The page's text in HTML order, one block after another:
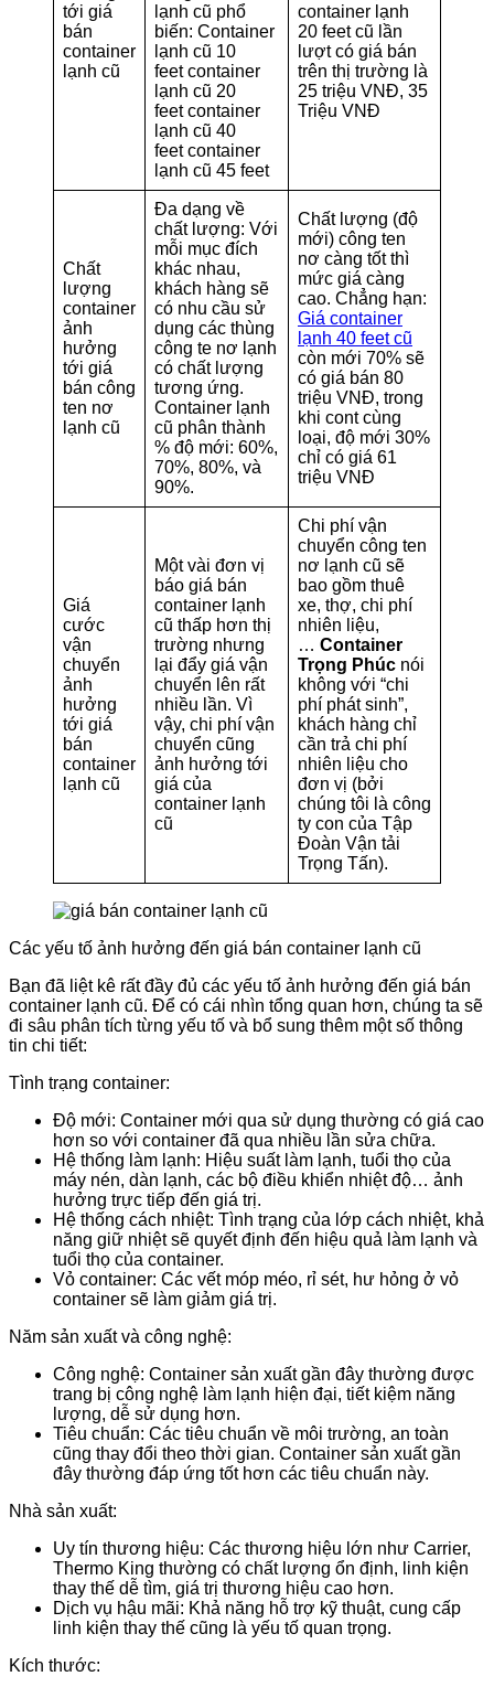
tới giá
bán
container
lạnh cũ
lạnh cũ phổ
biến: Container
lạnh cũ 10
feet container
lạnh cũ 20
feet container
lạnh cũ 40
feet container
lạnh cũ 45 feet
container lạnh
20 feet cũ lần
lượt có giá bán
trên thị trường là
25 triệu VNĐ, 35
Triệu VNĐ
Chất
lượng
container
ảnh
hưởng
tới giá
bán công
ten nơ
lạnh cũ
Đa dạng về
chất lượng: Với
mỗi mục đích
khác nhau,
khách hàng sẽ
có nhu cầu sử
dụng các thùng
công te nơ lạnh
có chất lượng
tương ứng.
Container lạnh
cũ phân thành
% độ mới: 60%,
70%, 80%, và
90%.
Chất lượng (độ
mới) công ten
nơ càng tốt thì
mức giá càng
cao. Chẳng hạn:
Giá container
lạnh 40 feet cũ
còn mới 70% sẽ
có giá bán 80
triệu VNĐ, trong
khi cont cùng
loại, độ mới 30%
chỉ có giá 61
triệu VNĐ
Giá
cước
vận
chuyển
ảnh
hưởng
tới giá
bán
container
lạnh cũ
Một vài đơn vị
báo giá bán
container lạnh
cũ thấp hơn thị
trường nhưng
lại đẩy giá vận
chuyển lên rất
nhiều lần. Vì
vậy, chi phí vận
chuyển cũng
ảnh hưởng tới
giá của
container lạnh
cũ
Chi phí vận
chuyển công ten
nơ lạnh cũ sẽ
bao gồm thuê
xe, thợ, chi phí
nhiên liệu,
… Container
Trọng Phúc nói
không với “chi
phí phát sinh”,
khách hàng chỉ
cần trả chi phí
nhiên liệu cho
đơn vị (bởi
chúng tôi là công
ty con của Tập
Đoàn Vận tải
Trọng Tấn).
Các yếu tố ảnh hưởng đến giá bán container lạnh cũ
Bạn đã liệt kê rất đầy đủ các yếu tố ảnh hưởng đến giá bán
container lạnh cũ. Để có cái nhìn tổng quan hơn, chúng ta sẽ
đi sâu phân tích từng yếu tố và bổ sung thêm một số thông
tin chi tiết:
Tình trạng container:
Độ mới: Container mới qua sử dụng thường có giá cao
hơn so với container đã qua nhiều lần sửa chữa.
Hệ thống làm lạnh: Hiệu suất làm lạnh, tuổi thọ của
máy nén, dàn lạnh, các bộ điều khiển nhiệt độ… ảnh
hưởng trực tiếp đến giá trị.
Hệ thống cách nhiệt: Tình trạng của lớp cách nhiệt, khả
năng giữ nhiệt sẽ quyết định đến hiệu quả làm lạnh và
tuổi thọ của container.
Vỏ container: Các vết móp méo, rỉ sét, hư hỏng ở vỏ
container sẽ làm giảm giá trị.
Năm sản xuất và công nghệ:
Công nghệ: Container sản xuất gần đây thường được
trang bị công nghệ làm lạnh hiện đại, tiết kiệm năng
lượng, dễ sử dụng hơn.
Tiêu chuẩn: Các tiêu chuẩn về môi trường, an toàn
cũng thay đổi theo thời gian. Container sản xuất gần
đây thường đáp ứng tốt hơn các tiêu chuẩn này.
Nhà sản xuất:
Uy tín thương hiệu: Các thương hiệu lớn như Carrier,
Thermo King thường có chất lượng ổn định, linh kiện
thay thế dễ tìm, giá trị thương hiệu cao hơn.
Dịch vụ hậu mãi: Khả năng hỗ trợ kỹ thuật, cung cấp
linh kiện thay thế cũng là yếu tố quan trọng.
Kích thước: